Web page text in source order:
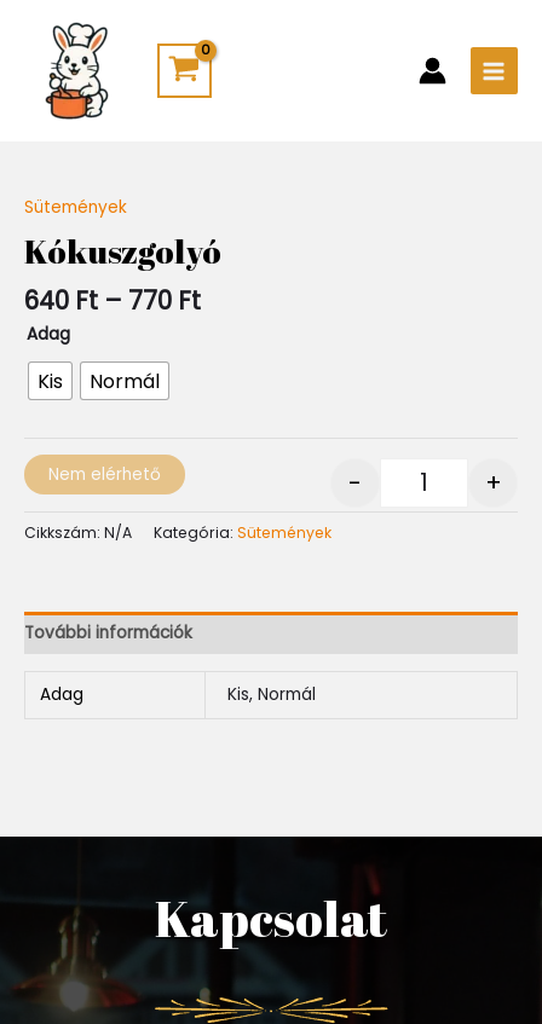
content
Sütemények
Kókuszgolyó
640 Ft – 770 Ft
640 Ft
-
770 Ft
Adag
Kis Normál
- +
Nem elérhető
Cikkszám: N/A Kategória: Sütemények
További információk
Adag Kis, Normál
Kapcsolat